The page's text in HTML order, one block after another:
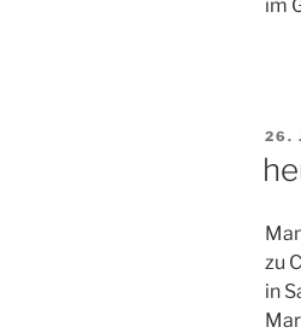
im
AM
26.
zu
in